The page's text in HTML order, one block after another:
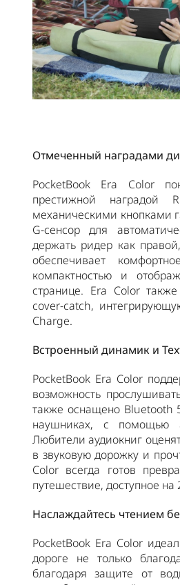
Отмеченный наградами
PocketBook Era Color
престижной
механическими кнопками
G-сенсор для
держать ридер как
обеспечивает
компактностью и
странице. Era Color
cover-catch,
Charge.
Встроенный динамик и
PocketBook Era Color
возможность
также оснащено Bluetooth
наушниках, с помощью
Любители аудиокниг
в звуковую дорожку и
Color всегда готов
путешествие, доступное на
Наслаждайтесь чтением
PocketBook Era Color
дороге не только
благодаря защите от